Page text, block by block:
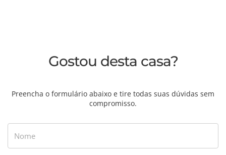
Gostou desta casa?
Preencha o formulário abaixo e tire todas suas dúvidas sem
compromisso.